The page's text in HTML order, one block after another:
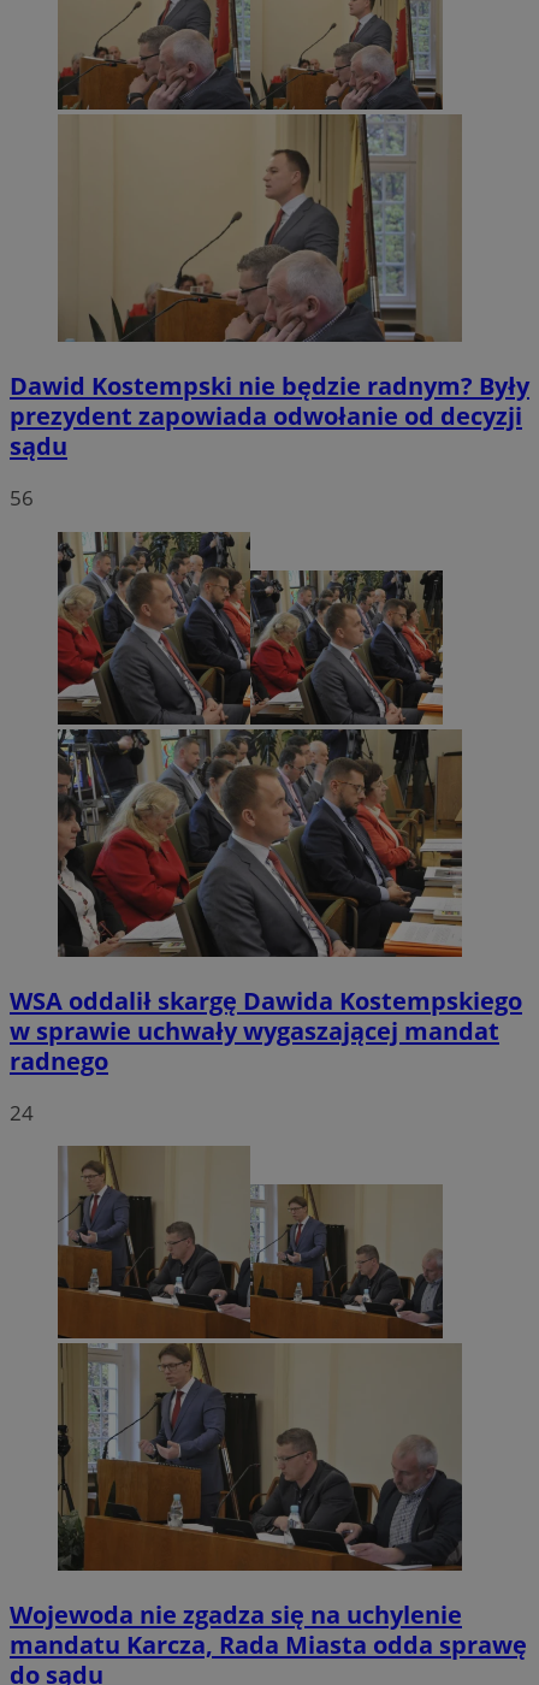
Dawid Kostempski nie będzie radnym? Były
prezydent zapowiada odwołanie od decyzji
sądu
56
WSA oddalił skargę Dawida Kostempskiego
w sprawie uchwały wygaszającej mandat
radnego
24
Wojewoda nie zgadza się na uchylenie
mandatu Karcza, Rada Miasta odda sprawę
do sądu